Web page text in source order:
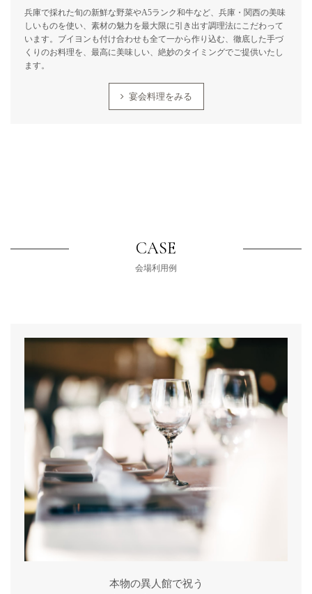
兵庫で採れた旬の新鮮な野菜やA5ランク和牛など、兵庫・関西の美味
しいものを使い、素材の魅力を最大限に引き出す調理法にこだわって
います。ブイヨンも付け合わせも全て一から作り込む、徹底した手づ
くりのお料理を、最高に美味しい、絶妙のタイミングでご提供いたし
ます。
宴会料理をみる
CASE
会場利用例
本物の異人館で祝う